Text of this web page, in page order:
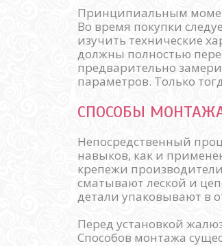
Принципиальным
Во время покупки
изучить технические
должны полностью
предварительно
параметров. Только
СПОСОБЫ
Непосредственный
навыков, как и
крепежи
сматывают леской и
детали упаковывают в
Перед установкой
Способов монтажа